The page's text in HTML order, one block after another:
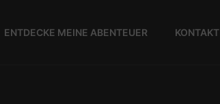
ENTDECKE MEINE ABENTEUER KONTAKT